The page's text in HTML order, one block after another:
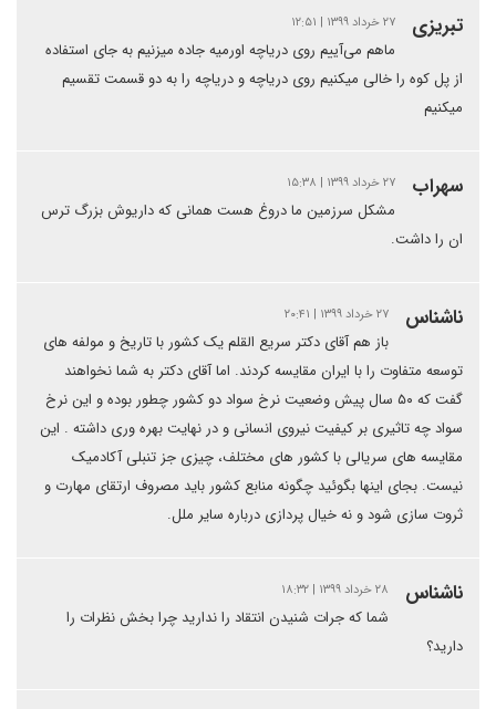
تبریزی ۲۷ خرداد ۱۳۹۹ | ۱۲:۵۱
ماهم می‌آییم روی دریاچه اورمیه جاده میزنیم به جای استفاده
از پل کوه را خالی میکنیم روی دریاچه و دریاچه را به دو قسمت تقسیم
میکنیم
سهراب ۲۷ خرداد ۱۳۹۹ | ۱۵:۳۸
مشکل سرزمین ما دروغ هست همانی که داریوش بزرگ ترس
ان را داشت.
ناشناس ۲۷ خرداد ۱۳۹۹ | ۲۰:۴۱
باز هم آقای دکتر سریع القلم یک کشور با تاریخ و مولفه های
توسعه متفاوت را با ایران مقایسه کردند. اما آقای دکتر به شما نخواهند
گفت که ۵۰ سال پیش وضعیت نرخ سواد دو کشور چطور بوده و این نرخ
سواد چه تاثیری بر کیفیت نیروی انسانی و در نهایت بهره وری داشته . این
مقایسه های سریالی با کشور های مختلف، چیزی جز تنبلی آکادمیک
نیست. بجای اینها بگوئید چگونه منابع کشور باید مصروف ارتقای مهارت و
ثروت سازی شود و نه خیال پردازی درباره سایر ملل.
ناشناس ۲۸ خرداد ۱۳۹۹ | ۱۸:۳۲
شما که جرات شنیدن انتقاد را ندارید چرا بخش نظرات را
دارید؟